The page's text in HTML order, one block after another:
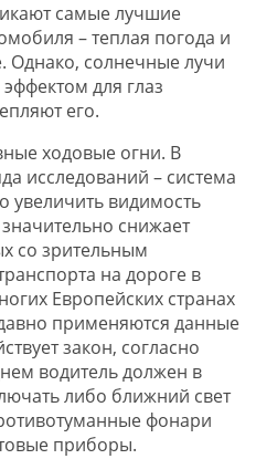
самые лучшие
– теплая погода и
Однако, солнечные лучи
для глаз
его.
ходовые огни. В
исследований – система
увеличить видимость
снижает
со зрительным
на дороге в
Европейских странах
применяются данные
закон, согласно
водитель должен в
либо ближний свет
фонари
приборы.